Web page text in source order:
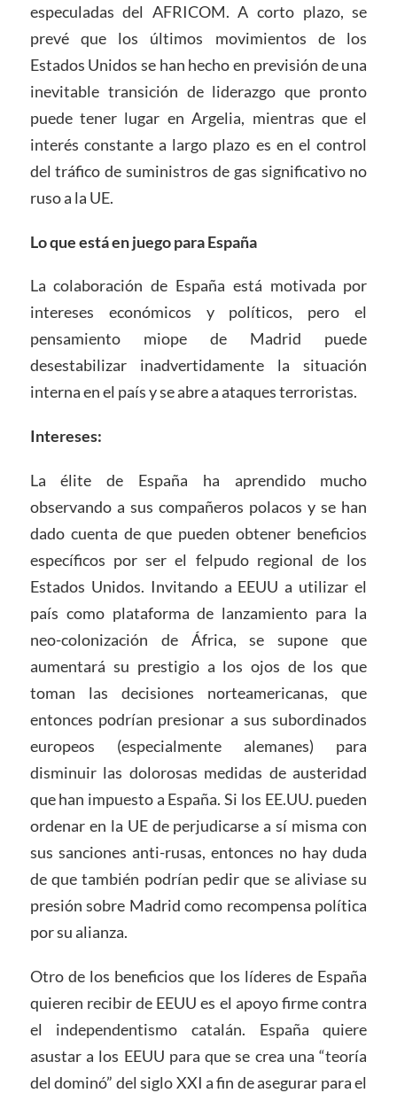
especuladas del AFRICOM. A corto plazo, se
prevé que los últimos movimientos de los
Estados Unidos se han hecho en previsión de una
inevitable transición de liderazgo que pronto
puede tener lugar en Argelia, mientras que el
interés constante a largo plazo es en el control
del tráfico de suministros de gas significativo no
ruso a la UE.
Lo que está en juego para España
La colaboración de España está motivada por
intereses económicos y políticos, pero el
pensamiento miope de Madrid puede
desestabilizar inadvertidamente la situación
interna en el país y se abre a ataques terroristas.
Intereses:
La élite de España ha aprendido mucho
observando a sus compañeros polacos y se han
dado cuenta de que pueden obtener beneficios
específicos por ser el felpudo regional de los
Estados Unidos. Invitando a EEUU a utilizar el
país como plataforma de lanzamiento para la
neo-colonización de África, se supone que
aumentará su prestigio a los ojos de los que
toman las decisiones norteamericanas, que
entonces podrían presionar a sus subordinados
europeos (especialmente alemanes) para
disminuir las dolorosas medidas de austeridad
que han impuesto a España. Si los EE.UU. pueden
ordenar en la UE de perjudicarse a sí misma con
sus sanciones anti-rusas, entonces no hay duda
de que también podrían pedir que se aliviase su
presión sobre Madrid como recompensa política
por su alianza.
Otro de los beneficios que los líderes de España
quieren recibir de EEUU es el apoyo firme contra
el independentismo catalán. España quiere
asustar a los EEUU para que se crea una “teoría
del dominó” del siglo XXI a fin de asegurar para el